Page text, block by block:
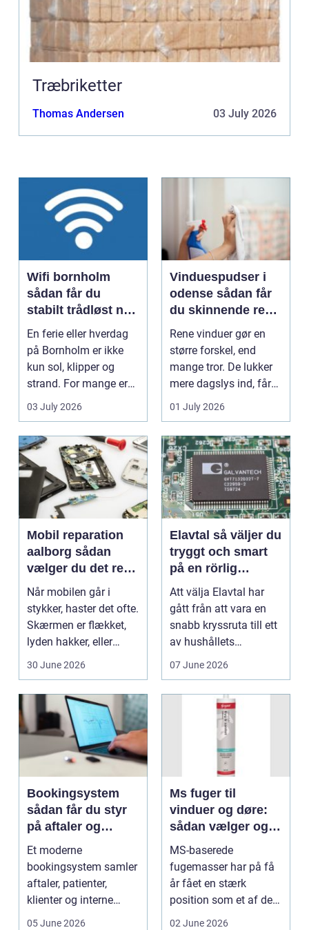
Træbriketter
Thomas Andersen 03 July 2026
Wifi bornholm
sådan får du
stabilt trådløst net
på klippeøen
En ferie eller hverdag
på Bornholm er ikke
kun sol, klipper og
strand. For mange er
en stabil intern...
03 July 2026
Vinduespudser i
odense sådan får
du skinnende rene
ruder året rundt
Rene vinduer gør en
større forskel, end
mange tror. De lukker
mere dagslys ind, får
hjem og erhvervs...
01 July 2026
Mobil reparation
aalborg sådan
vælger du det rette
værksted
Når mobilen går i
stykker, haster det ofte.
Skærmen er flækket,
lyden hakker, eller
batteriet løber ...
30 June 2026
Elavtal så väljer du
tryggt och smart
på en rörlig
elmarknad
Att välja Elavtal har
gått från att vara en
snabb kryssruta till ett
av hushållets
viktigaste ekonom...
07 June 2026
Bookingsystem
sådan får du styr
på aftaler og
arbejdsgange
Et moderne
bookingsystem samler
aftaler, patienter,
klienter og interne
arbejdsgange ét sted. I
05 June 2026
Ms fuger til
vinduer og døre:
sådan vælger og
bruger du dem
rigtigt
MS-baserede
fugemasser har på få
år fået en stærk
position som et af de
mest alsidige valg til
02 June 2026